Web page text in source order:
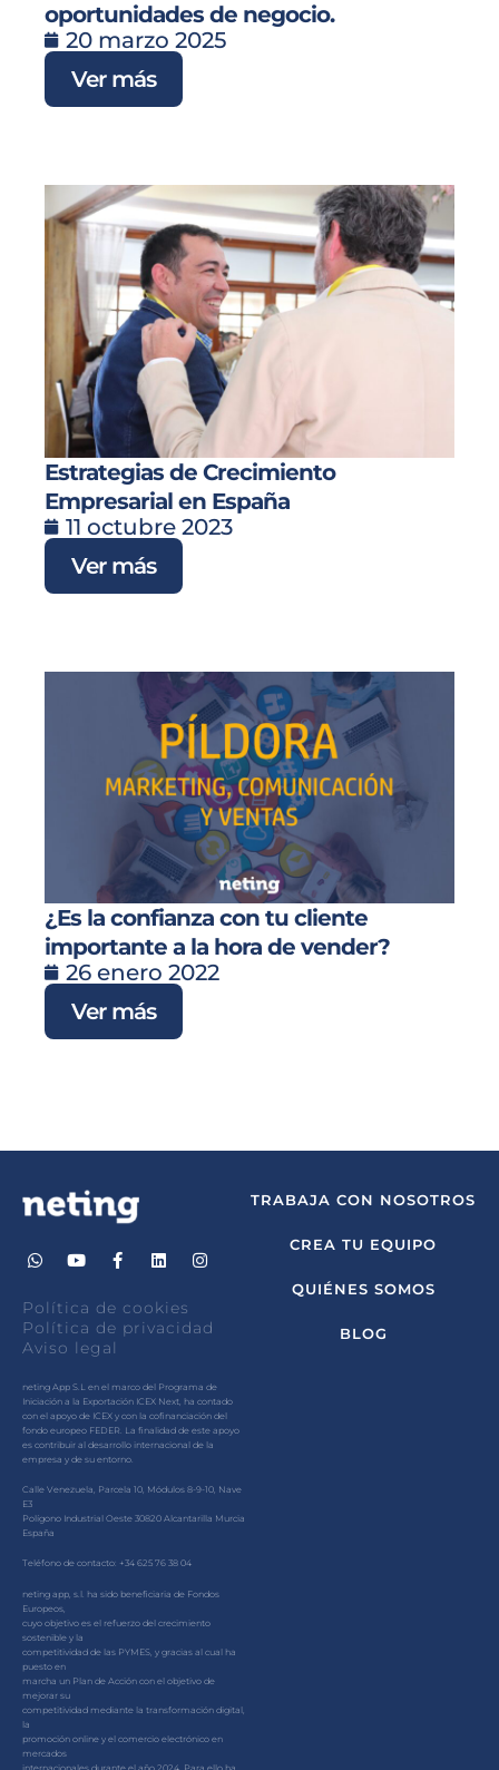
oportunidades de negocio.
20 marzo 2025
Ver más
Estrategias de Crecimiento
Empresarial en España
11 octubre 2023
Ver más
¿Es la confianza con tu cliente
importante a la hora de vender?
26 enero 2022
Ver más
Política de cookies
Política de privacidad
Aviso legal
neting App S.L en el marco del Programa de
Iniciación a la Exportación ICEX Next, ha contado
con el apoyo de ICEX y con la cofinanciación del
fondo europeo FEDER. La finalidad de este apoyo
es contribuir al desarrollo internacional de la
empresa y de su entorno.
Calle Venezuela, Parcela 10, Módulos 8-9-10, Nave
E3
Polígono Industrial Oeste 30820 Alcantarilla Murcia
España
Teléfono de contacto: +34 625 76 38 04
neting app, s.l. ha sido beneficiaria de Fondos
Europeos,
cuyo objetivo es el refuerzo del crecimiento
sostenible y la
competitividad de las PYMES, y gracias al cual ha
puesto en
marcha un Plan de Acción con el objetivo de
mejorar su
competitividad mediante la transformación digital,
la
promoción online y el comercio electrónico en
mercados
internacionales durante el año 2024. Para ello ha
TRABAJA CON NOSOTROS
CREA TU EQUIPO
QUIÉNES SOMOS
BLOG